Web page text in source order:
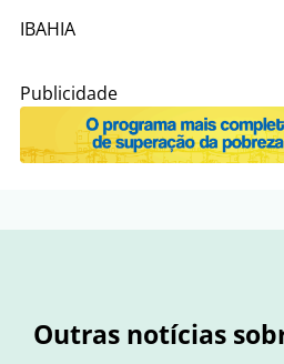
IBAHIA
Publicidade
Outras notícias